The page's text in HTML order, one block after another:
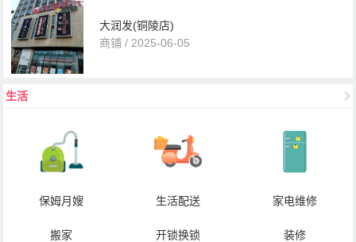
大润发(铜陵店)
商铺 / 2025-06-05
生活
保姆月嫂 生活配送 家电维修
搬家 开锁换锁 装修